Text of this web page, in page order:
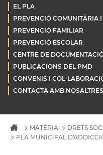
EL PLA
PREVENCIÓ COMUNITÀRIA
PREVENCIÓ FAMILIAR
PREVENCIÓ ESCOLAR
CENTRE DE
PUBLICACIONS DEL PMD
CONVENIS I
CONTACTA AMB NOSALTRES
MATÈRIA
DRETS
PLA MUNICIPAL